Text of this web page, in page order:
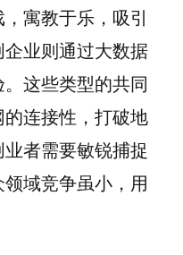
寓教于乐，吸引
业则通过大数据
这些类型的共同
连接性，打破地
者需要敏锐捕捉
域竞争虽小，用